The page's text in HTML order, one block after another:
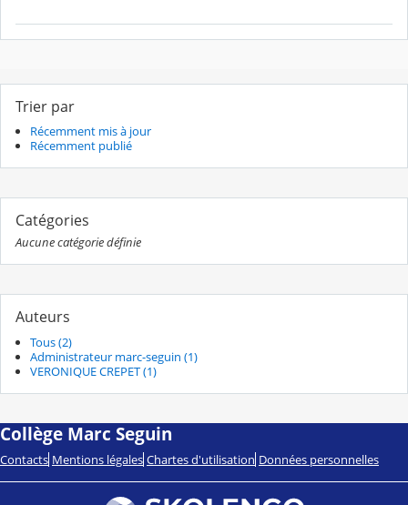
Trier par
Récemment mis à jour
Récemment publié
Catégories
Aucune catégorie définie
Auteurs
Tous (2)
Administrateur marc-seguin (1)
VERONIQUE CREPET (1)
Collège Marc Seguin
Contacts Mentions légales Chartes d'utilisation Données personnelles